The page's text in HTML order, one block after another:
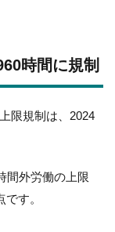
時間に規制
限規制は、2024
間外労働の上限
す。